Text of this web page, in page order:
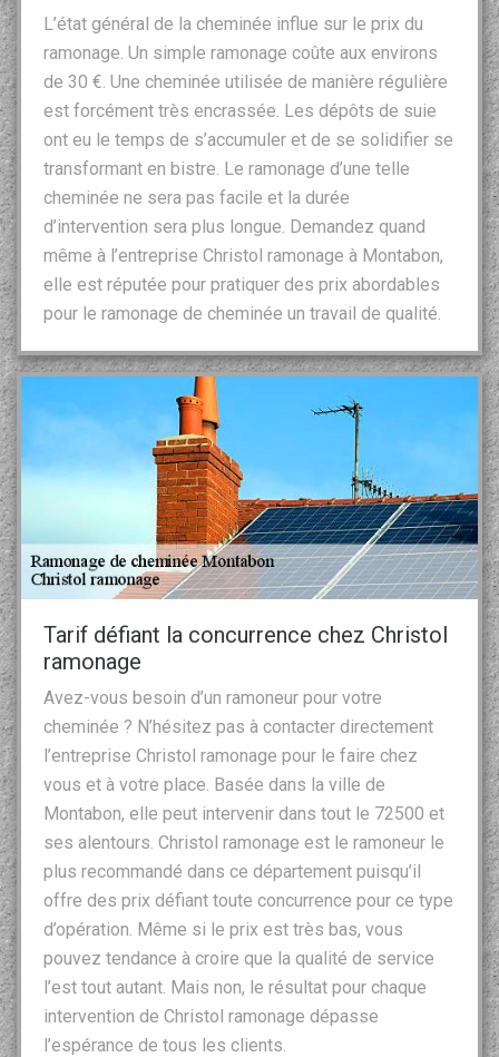
L’état général de la cheminée influe sur le prix du
ramonage. Un simple ramonage coûte aux environs
de 30 €. Une cheminée utilisée de manière régulière
est forcément très encrassée. Les dépôts de suie
ont eu le temps de s’accumuler et de se solidifier se
transformant en bistre. Le ramonage d’une telle
cheminée ne sera pas facile et la durée
d’intervention sera plus longue. Demandez quand
même à l’entreprise Christol ramonage à Montabon,
elle est réputée pour pratiquer des prix abordables
pour le ramonage de cheminée un travail de qualité.
Tarif défiant la concurrence chez Christol
ramonage
Avez-vous besoin d’un ramoneur pour votre
cheminée ? N’hésitez pas à contacter directement
l’entreprise Christol ramonage pour le faire chez
vous et à votre place. Basée dans la ville de
Montabon, elle peut intervenir dans tout le 72500 et
ses alentours. Christol ramonage est le ramoneur le
plus recommandé dans ce département puisqu’il
offre des prix défiant toute concurrence pour ce type
d’opération. Même si le prix est très bas, vous
pouvez tendance à croire que la qualité de service
l’est tout autant. Mais non, le résultat pour chaque
intervention de Christol ramonage dépasse
l’espérance de tous les clients.